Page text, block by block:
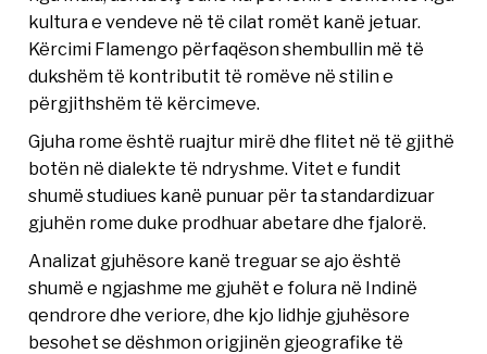
kultura e vendeve në të cilat romët kanë jetuar.
Kërcimi Flamengo përfaqëson shembullin më të
dukshëm të kontributit të romëve në stilin e
përgjithshëm të kërcimeve.
Gjuha rome është ruajtur mirë dhe flitet në të gjithë
botën në dialekte të ndryshme. Vitet e fundit
shumë studiues kanë punuar për ta standardizuar
gjuhën rome duke prodhuar abetare dhe fjalorë.
Analizat gjuhësore kanë treguar se ajo është
shumë e ngjashme me gjuhët e folura në Indinë
qendrore dhe veriore, dhe kjo lidhje gjuhësore
besohet se dëshmon origjinën gjeografike të